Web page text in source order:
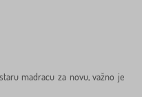
madracu za novu, važno je